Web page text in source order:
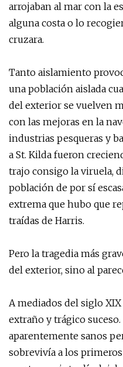
arrojaban al mar con la
alguna costa o lo
cruzara.
Tanto aislamiento
una población aislada
del exterior se vuelven
con las mejoras en la
industrias pesqueras y
a St. Kilda fueron
trajo consigo la viruela,
población de por sí
extrema que hubo que
traídas de Harris.
Pero la tragedia más
del exterior, sino al
A mediados del siglo
extraño y trágico
aparentemente sanos
sobrevivía a los